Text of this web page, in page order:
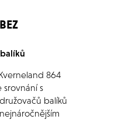
864
srovnání s
balíků